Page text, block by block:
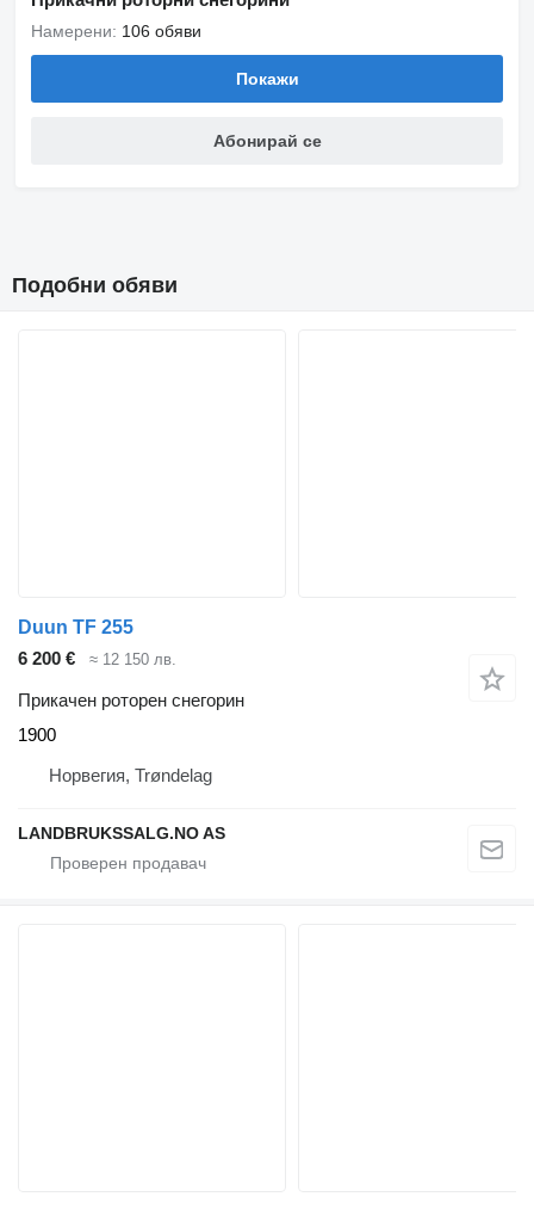
Намерени: 106 обяви
Покажи
Абонирай се
Подобни обяви
Duun TF 255
6 200 €
≈ 12 150 лв.
Прикачен роторен снегорин
1900
Норвегия, Trøndelag
LANDBRUKSSALG.NO AS